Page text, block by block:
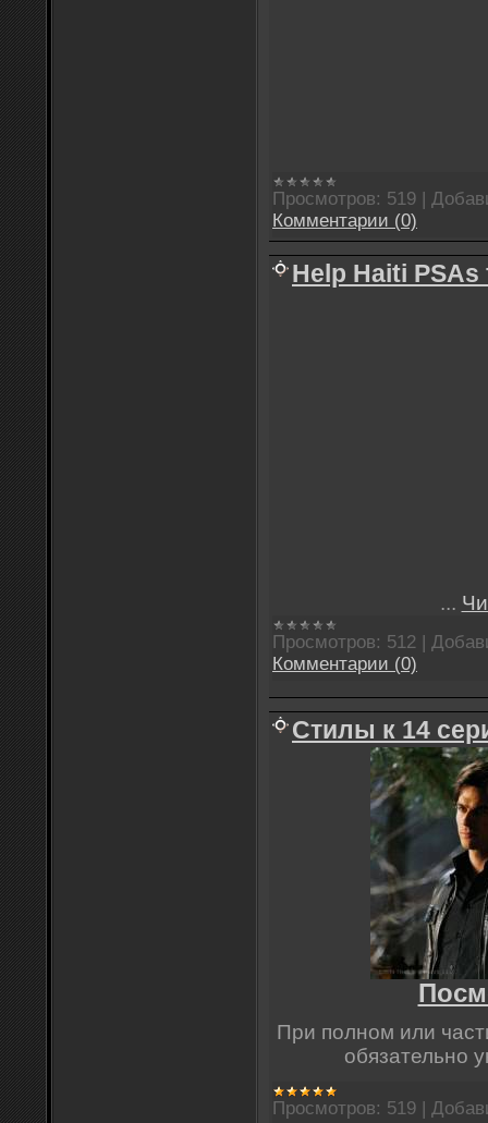
Просмотров: 519 |
Комментарии (0)
Help Haiti
...
Просмотров: 512 |
Комментарии (0)
Стилы к 14
При полном или
обязательно
Просмотров: 519